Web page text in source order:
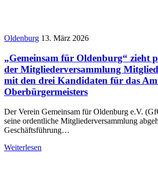
Oldenburg 13. März 2026
„Gemeinsam für Oldenburg“ zieht
der Mitgliederversammlung
mit den drei Kandidaten für das
Oberbürgermeisters
Der Verein Gemeinsam für Oldenburg e.V.
seine ordentliche Mitgliederversammlung
Geschäftsführung…
Weiterlesen